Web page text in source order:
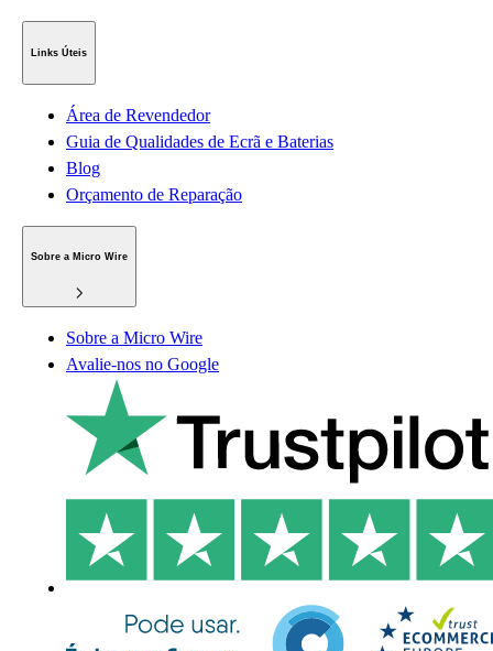
Links Úteis
Área de Revendedor
Guia de Qualidades de Ecrã e Baterias
Blog
Orçamento de Reparação
Sobre a Micro Wire
Sobre a Micro Wire
Avalie-nos no Google